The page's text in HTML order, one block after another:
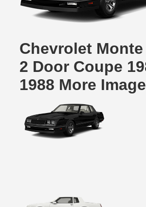
Chevrolet
2 Door Coupe
1988 More